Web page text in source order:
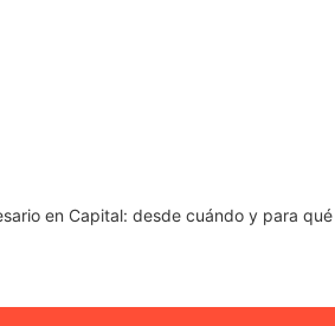
en Capital: desde cuándo y para qué